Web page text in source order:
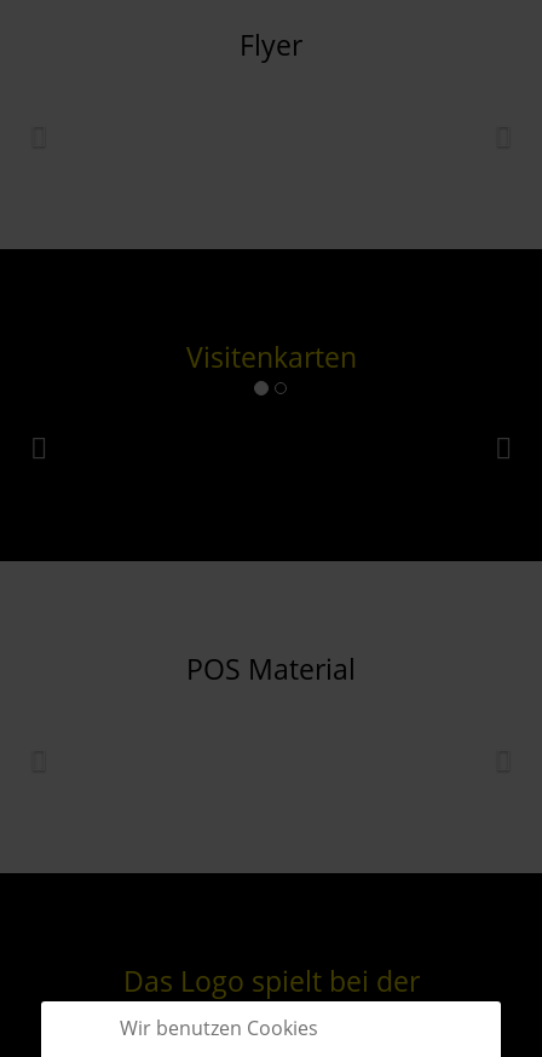
Flyer
Visitenkarten
POS Material
Das Logo spielt bei der
Innenausstattung
eine tragende Rolle
Wir benutzen Cookies